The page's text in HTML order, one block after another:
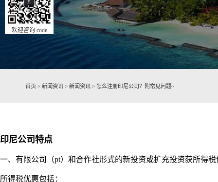
首页 > 新闻资讯 > 新闻资讯 > 怎么注册印尼公司？附常见问题~
印尼公司特点
一、有限公司（pt）和合作社形式的新投资或扩充投资获所得税
所得税优惠包括：
欢迎咨询 code